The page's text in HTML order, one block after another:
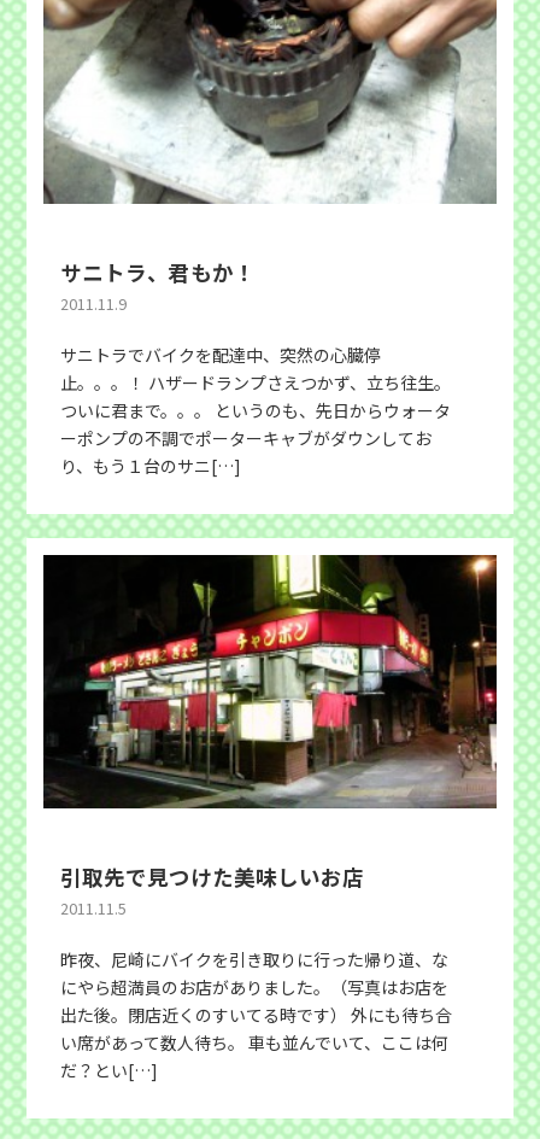
サニトラ、君もか！
2011.11.9
サニトラでバイクを配達中、突然の心臓停
止。。。！ ハザードランプさえつかず、立ち往生。
ついに君まで。。。 というのも、先日からウォータ
ーポンプの不調でポーターキャブがダウンしてお
り、もう１台のサニ[…]
引取先で見つけた美味しいお店
2011.11.5
昨夜、尼崎にバイクを引き取りに行った帰り道、な
にやら超満員のお店がありました。（写真はお店を
出た後。閉店近くのすいてる時です） 外にも待ち合
い席があって数人待ち。 車も並んでいて、ここは何
だ？とい[…]